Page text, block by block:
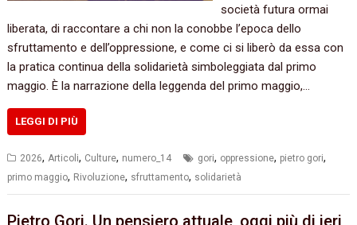
società futura ormai
liberata, di raccontare a chi non la conobbe l’epoca dello
sfruttamento e dell’oppressione, e come ci si liberò da essa con
la pratica continua della solidarietà simboleggiata dal primo
maggio. È la narrazione della leggenda del primo maggio,…
LEGGI DI PIÙ
2026,Articoli, Culture, numero_14 gori, oppressione, pietro gori,
primo maggio, Rivoluzione, sfruttamento, solidarietà
Pietro Gori. Un pensiero attuale, oggi più di ieri